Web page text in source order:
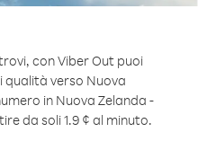
con Viber Out puoi
verso Nuova
in Nuova Zelanda -
da soli 1.9 ¢ al minuto.